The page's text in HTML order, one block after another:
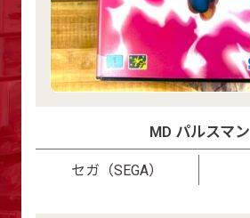
MD パルスマン
セガ（SEGA）